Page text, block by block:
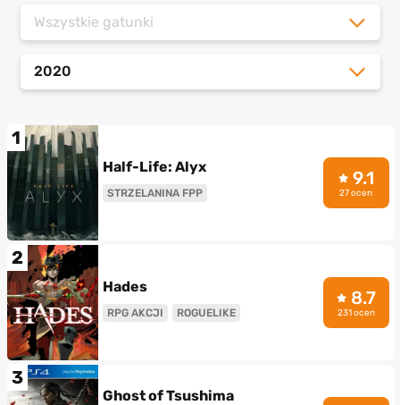
Wszystkie gatunki
2020
1
Half-Life: Alyx
STRZELANINA FPP
9.1
27 ocen
2
Hades
RPG AKCJI ROGUELIKE
8.7
231 ocen
3
Ghost of Tsushima